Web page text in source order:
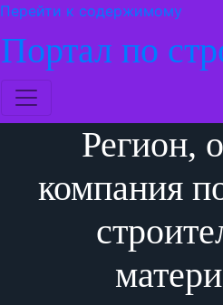
Перейти к содержимому
Портал по
Регион,
компания